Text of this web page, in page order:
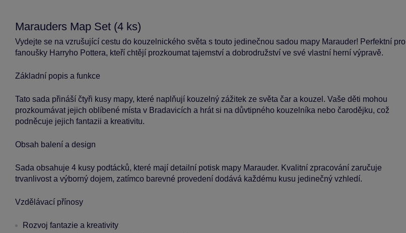
Marauders Map Set (4 ks)
Vydejte se na vzrušující cestu do kouzelnického světa s touto jedinečnou sadou mapy Marauder! Perfektní pro
fanoušky Harryho Pottera, kteří chtějí prozkoumat tajemství a dobrodružství ve své vlastní herní výpravě.
Základní popis a funkce
Tato sada přináší čtyři kusy mapy, které naplňují kouzelný zážitek ze světa čar a kouzel. Vaše děti mohou
prozkoumávat jejich oblíbené místa v Bradavicích a hrát si na důvtipného kouzelníka nebo čarodějku, což
podněcuje jejich fantazii a kreativitu.
Obsah balení a design
Sada obsahuje 4 kusy podtácků, které mají detailní potisk mapy Marauder. Kvalitní zpracování zaručuje
trvanlivost a výborný dojem, zatímco barevné provedení dodává každému kusu jedinečný vzhledí.
Vzdělávací přínosy
Rozvoj fantazie a kreativity